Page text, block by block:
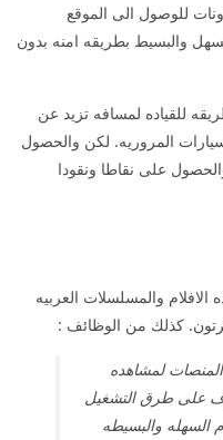
للوصول الى الموقع
والبسيط بطريقه امنه بدون
للقياده لمسافه تزيد عن
المروريه. لكن والحصول
على نقاطا ونقودا
والمسلسلات العربيه
كذلك من الوظائف :
لمشاهده
على طرق التشغيل
السهله والبسيطه